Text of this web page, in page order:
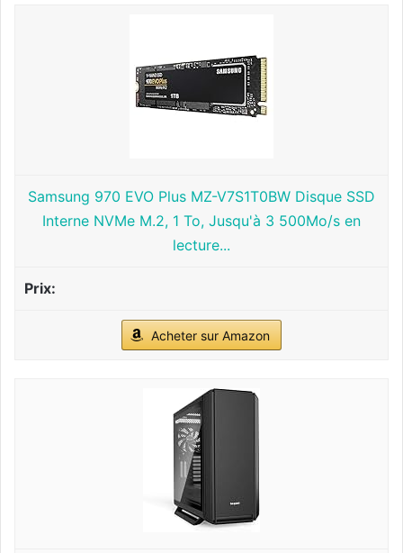
Samsung 970 EVO Plus MZ-V7S1T0BW Disque SSD
Interne NVMe M.2, 1 To, Jusqu'à 3 500Mo/s en
lecture...
Acheter sur Amazon